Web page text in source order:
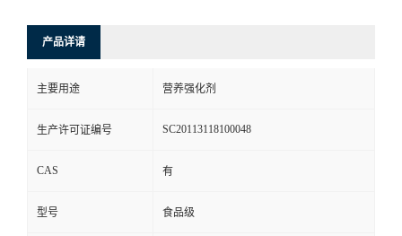
产品详请
主要用途 营养强化剂
生产许可证编号 SC20113118100048
CAS 有
型号 食品级